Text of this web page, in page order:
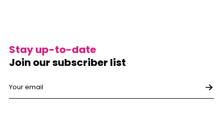
Stay up-to-date
Join our subscriber list